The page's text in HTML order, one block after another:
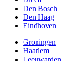
Den Bosch
Den Haag
Eindhoven
Groningen
Haarlem